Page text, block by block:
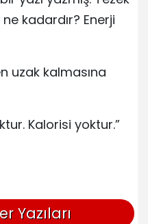
kadardır? Enerji
uzak kalmasına
Kalorisi yoktur.”
Yazıları